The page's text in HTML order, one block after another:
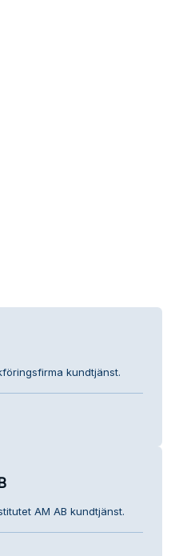
kundtjänst.
AM AB kundtjänst.